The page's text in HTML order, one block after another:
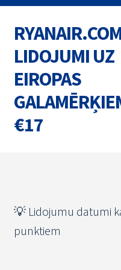
Skip
to
navigation
Skip
to
content
LIDOJUMI UZ
EIROPAS
€17
MARŠRUTI
💡 Lidojumu datumi
punktiem